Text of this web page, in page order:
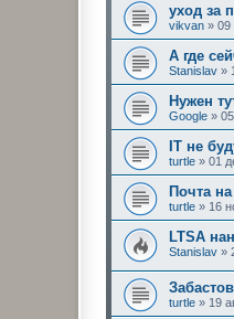
уход за
vikvan » 09
А где
Stanislav »
Нужен
Google »
IT не
turtle » 01
Почта
turtle » 16
LTSA
Stanislav »
turtle » 19